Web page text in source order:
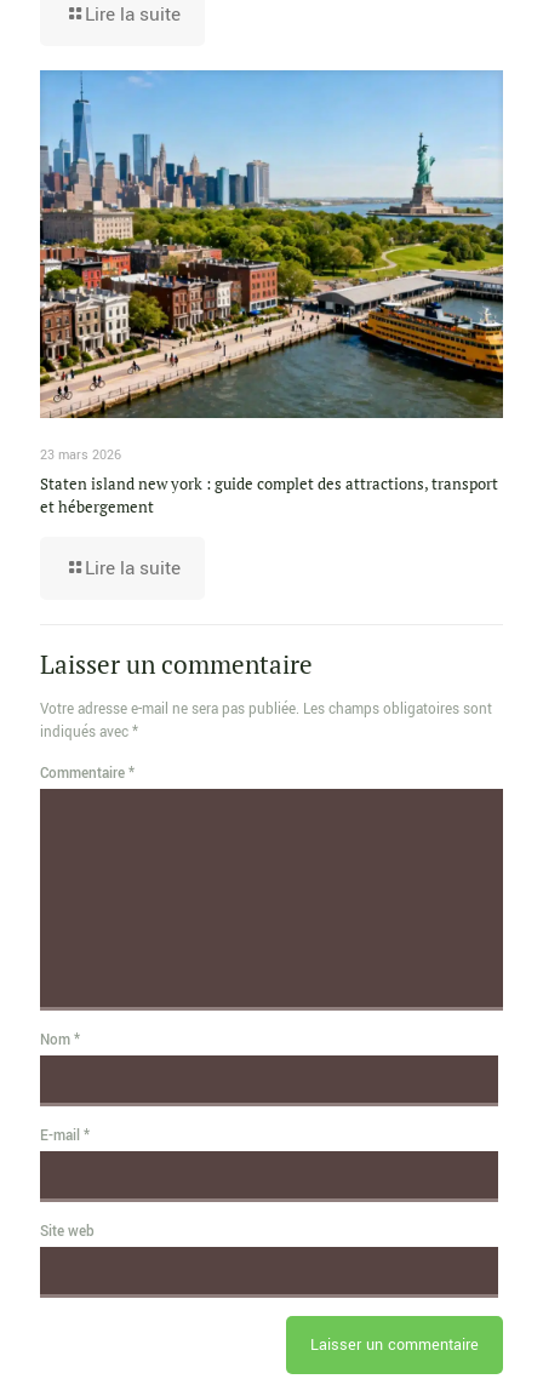
Lire la suite
23 mars 2026
Staten island new york : guide complet des attractions, transport
et hébergement
Lire la suite
Laisser un commentaire
Votre adresse e-mail ne sera pas publiée. Les champs obligatoires sont
indiqués avec*
Commentaire*
Nom*
E-mail *
Site web